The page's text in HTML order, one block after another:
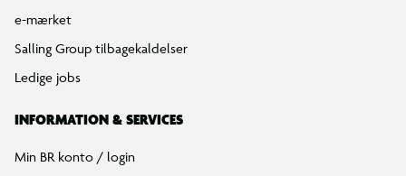
e-mærket
Salling Group tilbagekaldelser
Ledige jobs
INFORMATION & SERVICES
Min BR konto / login